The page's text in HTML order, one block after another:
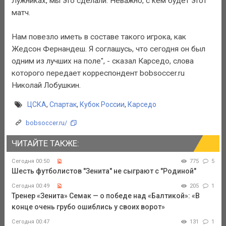
матч.
Нам повезло иметь в составе такого игрока, как
Жедсон Фернандеш. Я соглашусь, что сегодня он был
одним из лучших на поле", - сказал Карседо, слова
которого передает корреспондент bobsoccer.ru
Николай Лобушкин.
ЦСКА, Спартак, Кубок России, Карседо
bobsoccer.ru/
ЧИТАЙТЕ ТАКЖЕ:
Сегодня 00:50 775 5
Шесть футболистов "Зенита" не сыграют с "Родиной"
Сегодня 00:49 205 1
Тренер «Зенита» Семак — о победе над «Балтикой»: «В
конце очень грубо ошиблись у своих ворот»
Сегодня 00:47 131 1